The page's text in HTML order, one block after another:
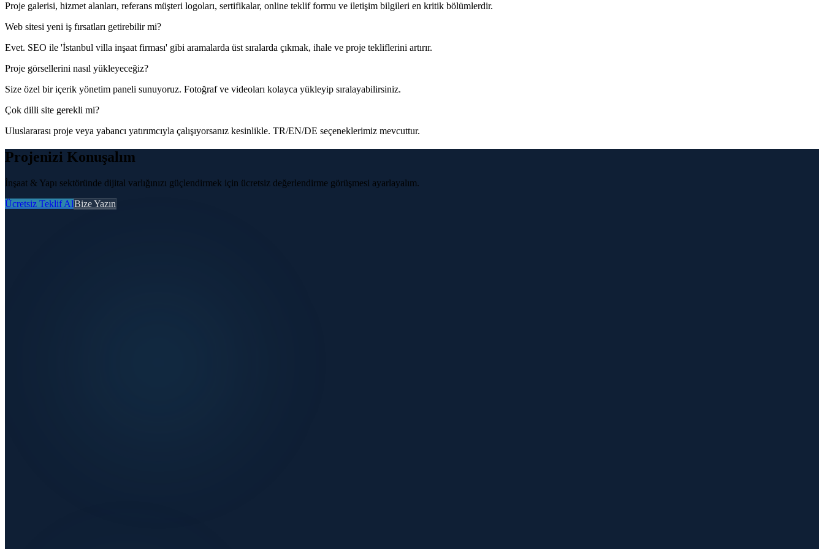
Proje galerisi, hizmet alanları, referans müşteri logoları, sertifikalar, online teklif formu ve iletişim bilgileri en kritik bölümlerdir.
Web sitesi yeni iş fırsatları getirebilir mi?
Evet. SEO ile 'İstanbul villa inşaat firması' gibi aramalarda üst sıralarda çıkmak, ihale ve proje tekliflerini artırır.
Proje görsellerini nasıl yükleyeceğiz?
Size özel bir içerik yönetim paneli sunuyoruz. Fotoğraf ve videoları kolayca yükleyip sıralayabilirsiniz.
Çok dilli site gerekli mi?
Uluslararası proje veya yabancı yatırımcıyla çalışıyorsanız kesinlikle. TR/EN/DE seçeneklerimiz mevcuttur.
Projenizi Konuşalım
İnşaat & Yapı sektöründe dijital varlığınızı güçlendirmek için ücretsiz değerlendirme görüşmesi ayarlayalım.
Ücretsiz Teklif AlBize Yazın